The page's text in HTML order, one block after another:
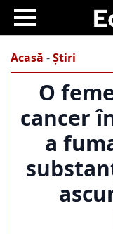
Acasă -Știri
O
cancer
a